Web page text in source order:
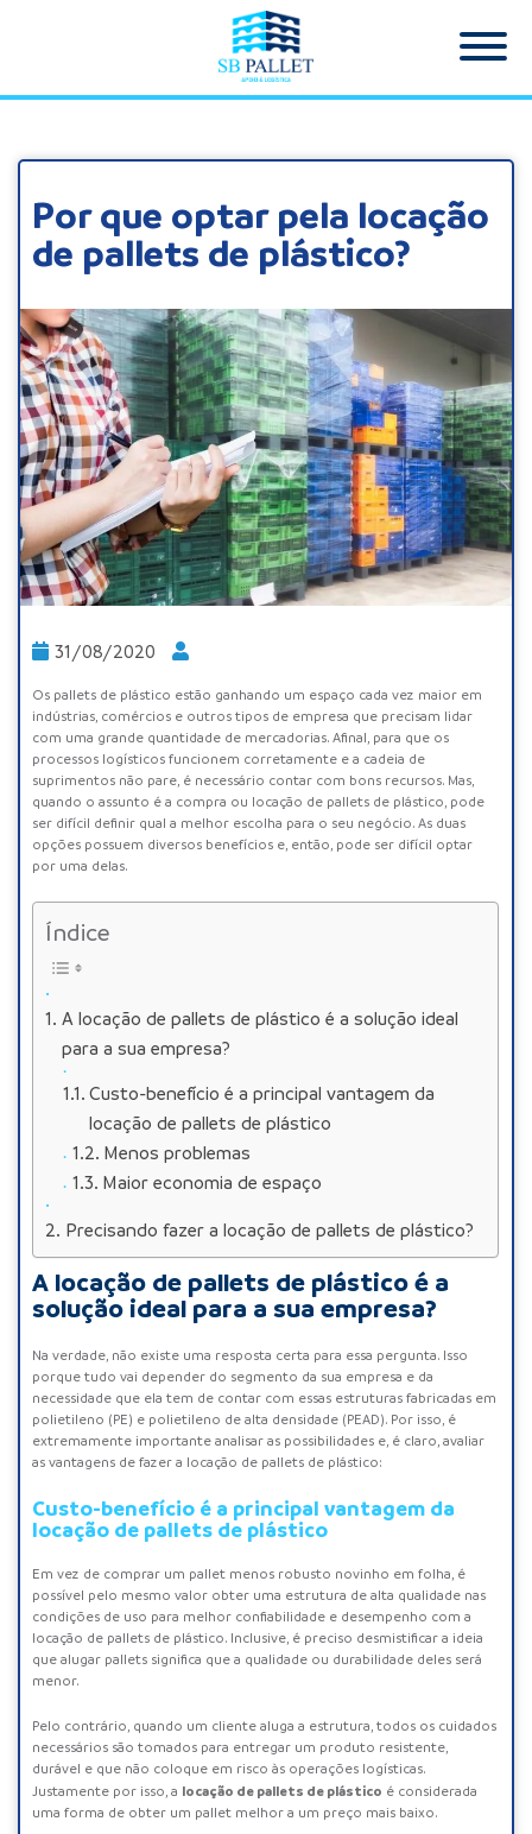
Por que optar pela locação
de pallets de plástico?
31/08/2020
Os pallets de plástico estão ganhando um espaço cada vez maior em
indústrias, comércios e outros tipos de empresa que precisam lidar
com uma grande quantidade de mercadorias. Afinal, para que os
processos logísticos funcionem corretamente e a cadeia de
suprimentos não pare, é necessário contar com bons recursos. Mas,
quando o assunto é a compra ou locação de pallets de plástico, pode
ser difícil definir qual a melhor escolha para o seu negócio. As duas
opções possuem diversos benefícios e, então, pode ser difícil optar
por uma delas.
Índice
A locação de pallets de plástico é a solução ideal
para a sua empresa?
Custo-benefício é a principal vantagem da
locação de pallets de plástico
Menos problemas
Maior economia de espaço
Precisando fazer a locação de pallets de plástico?
A locação de pallets de plástico é a
solução ideal para a sua empresa?
Na verdade, não existe uma resposta certa para essa pergunta. Isso
porque tudo vai depender do segmento da sua empresa e da
necessidade que ela tem de contar com essas estruturas fabricadas em
polietileno (PE) e polietileno de alta densidade (PEAD). Por isso, é
extremamente importante analisar as possibilidades e, é claro, avaliar
as vantagens de fazer a locação de pallets de plástico:
Custo-benefício é a principal vantagem da
locação de pallets de plástico
Em vez de comprar um pallet menos robusto novinho em folha, é
possível pelo mesmo valor obter uma estrutura de alta qualidade nas
condições de uso para melhor confiabilidade e desempenho com a
locação de pallets de plástico. Inclusive, é preciso desmistificar a ideia
que alugar pallets significa que a qualidade ou durabilidade deles será
menor.
Pelo contrário, quando um cliente aluga a estrutura, todos os cuidados
necessários são tomados para entregar um produto resistente,
durável e que não coloque em risco às operações logísticas.
Justamente por isso, a locação de pallets de plástico é considerada
uma forma de obter um pallet melhor a um preço mais baixo.